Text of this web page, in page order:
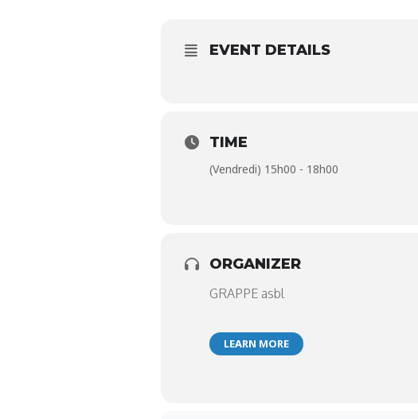
EVENT DETAILS
TIME
(Vendredi) 15h00 - 18h00
ORGANIZER
GRAPPE asbl
LEARN MORE